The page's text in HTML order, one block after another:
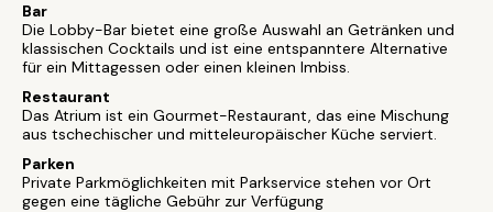
Bar
Die Lobby-Bar bietet eine große Auswahl an Getränken und
klassischen Cocktails und ist eine entspanntere Alternative
für ein Mittagessen oder einen kleinen Imbiss.
Restaurant
Das Atrium ist ein Gourmet-Restaurant, das eine Mischung
aus tschechischer und mitteleuropäischer Küche serviert.
Parken
Private Parkmöglichkeiten mit Parkservice stehen vor Ort
gegen eine tägliche Gebühr zur Verfügung